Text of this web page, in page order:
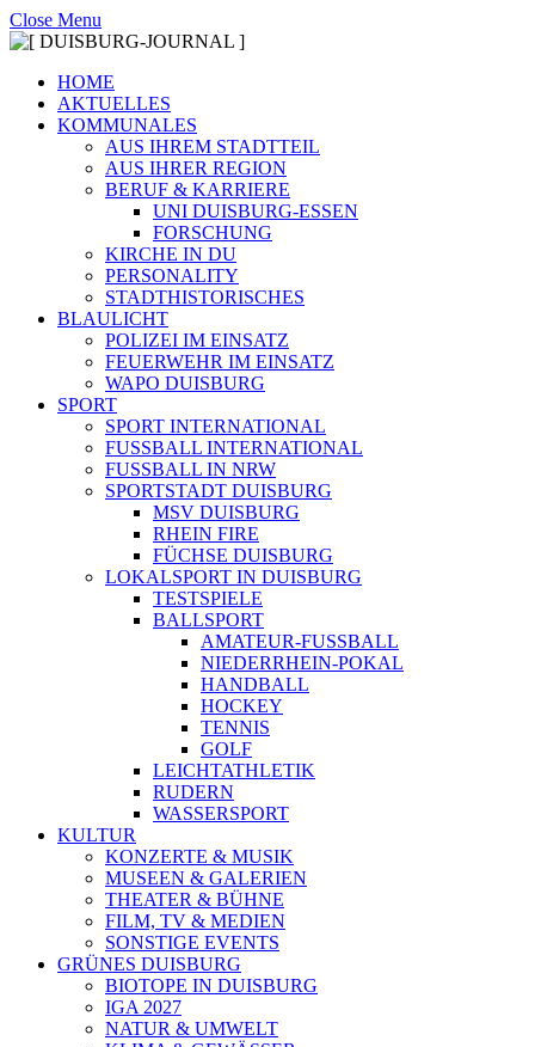
Close Menu
HOME
AKTUELLES
KOMMUNALES
AUS IHREM STADTTEIL
AUS IHRER REGION
BERUF & KARRIERE
UNI DUISBURG-ESSEN
FORSCHUNG
KIRCHE IN DU
PERSONALITY
STADTHISTORISCHES
BLAULICHT
POLIZEI IM EINSATZ
FEUERWEHR IM EINSATZ
WAPO DUISBURG
SPORT
SPORT INTERNATIONAL
FUSSBALL INTERNATIONAL
FUSSBALL IN NRW
SPORTSTADT DUISBURG
MSV DUISBURG
RHEIN FIRE
FÜCHSE DUISBURG
LOKALSPORT IN DUISBURG
TESTSPIELE
BALLSPORT
AMATEUR-FUSSBALL
NIEDERRHEIN-POKAL
HANDBALL
HOCKEY
TENNIS
GOLF
LEICHTATHLETIK
RUDERN
WASSERSPORT
KULTUR
KONZERTE & MUSIK
MUSEEN & GALERIEN
THEATER & BÜHNE
FILM, TV & MEDIEN
SONSTIGE EVENTS
GRÜNES DUISBURG
BIOTOPE IN DUISBURG
IGA 2027
NATUR & UMWELT